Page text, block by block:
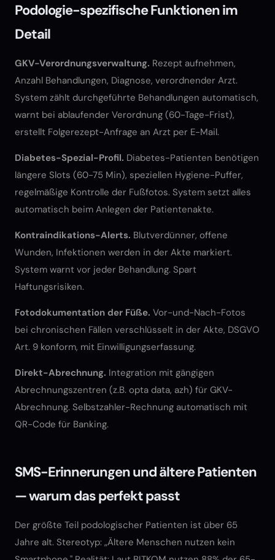
Podologie-spezifische Funktionen im
Detail
GKV-Verordnungsverwaltung. Rezept aufnehmen,
Anzahl Behandlungen, Diagnose, verordnender Arzt.
System zählt durchgeführte Behandlungen automatisch,
warnt bei ablaufender Verordnung (60-Tage-Frist),
erstellt Folgerezept-Anfrage an Arzt per E-Mail.
Diabetes-Spezial-Profil. Diabetes-Patienten benötigen
längere Slots (60-75 Min), speziellen Hygiene-Puffer,
regelmäßige Kontrolle der Fußfotos. System setzt alles
automatisch beim Anlegen der Patientenakte.
Kontraindikations-Alerts. Blutverdünner, offene
Wunden, Infektionen werden in der Akte markiert.
System warnt vor jeder Behandlung. Spart
Haftungsrisiken.
Fotodokumentation der Füße. Vor-und-Nach-Fotos
bei chronischen Fällen verschlüsselt in der Akte, DSGVO
Art. 9 konform, mit Einwilligungserfassung.
Direkt-Abrechnung. Integration mit gängigen
Abrechnungszentren (z.B. opta data, azh) für GKV-
Abrechnung. Selbstzahler-Rechnung automatisch mit
QR-Code für Banking.
SMS-Erinnerungen und ältere Patienten
— warum das perfekt passt
Der größte Teil podologischer Patienten ist über 65
Jahre alt. Stereotyp: „Ältere Menschen nutzen kein